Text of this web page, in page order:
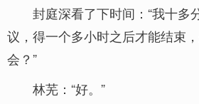
封庭深看了下时间：“我十多
议，得一个多小时之后才能结束
会？”
林芜：“好。”